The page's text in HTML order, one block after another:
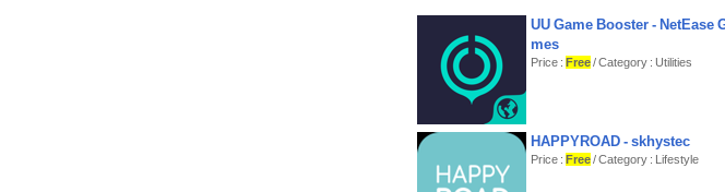
UU Game Booster - NetEase
mes
Price : Free/ Category : Utilities
HAPPYROAD - skhystec
Price : Free/ Category : Lifestyle